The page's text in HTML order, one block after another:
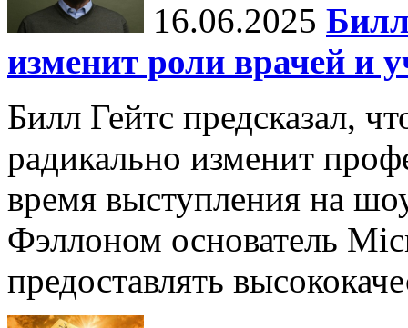
16.06.2025
изменит роли врачей и
Билл Гейтс предсказал,
радикально изменит
время выступления на
Фэллоном основатель
предоставлять